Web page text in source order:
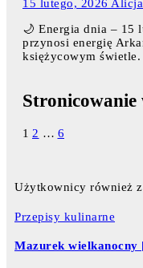
15 lutego, 2026
🌙 Energia dnia – 15
przynosi energię
księżycowym
Stronicowanie
1 2 … 6
Użytkownicy również
Przepisy kulinarne
Mazurek wielkanocny